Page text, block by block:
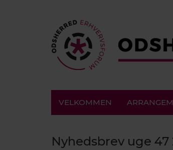
VELKOMMEN
Nyhedsbrev uge 47